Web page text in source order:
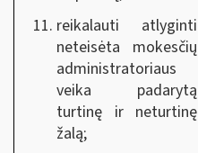
reikalauti atlyginti
neteisėta mokesčių
administratoriaus
veika padarytą
turtinę ir neturtinę
žalą;